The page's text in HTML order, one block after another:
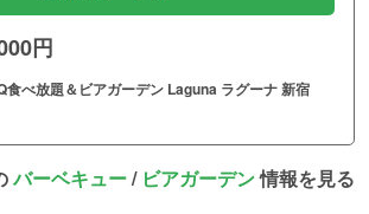
円
べ放題＆ビアガーデン Laguna ラグーナ 新宿
バーベキュー/ ビアガーデン情報を見る